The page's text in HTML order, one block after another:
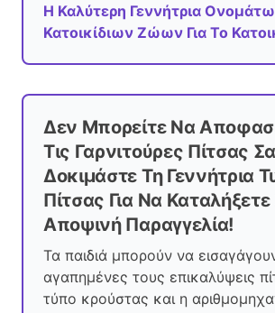
Η Καλύτερη Γεννήτρια
Κατοικίδιων Ζώων Για Το
Δεν Μπορείτε Να
Τις Γαρνιτούρες Πίτσας
Δοκιμάστε Τη Γεννήτρια
Πίτσας Για Να Καταλήξετε
Αποψινή Παραγγελία!
Τα παιδιά μπορούν να
αγαπημένες τους επικαλύψεις
τύπο κρούστας και η